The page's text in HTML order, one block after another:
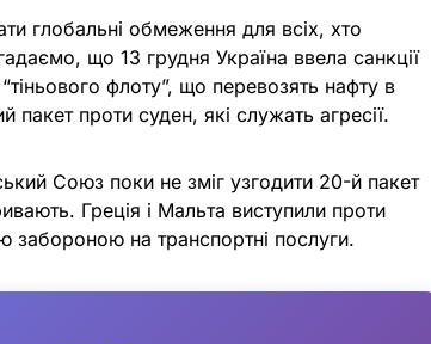
глобальні обмеження для всіх, хто
що 13 грудня Україна ввела санкції
флоту”, що перевозять нафту в
пакет проти суден, які служать агресії.
Союз поки не зміг узгодити 20-й пакет
Греція і Мальта виступили проти
забороною на транспортні послуги.